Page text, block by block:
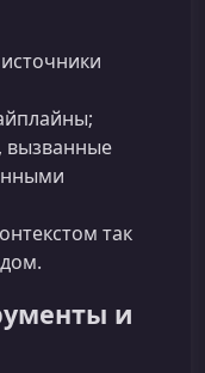
вызванные
так
и